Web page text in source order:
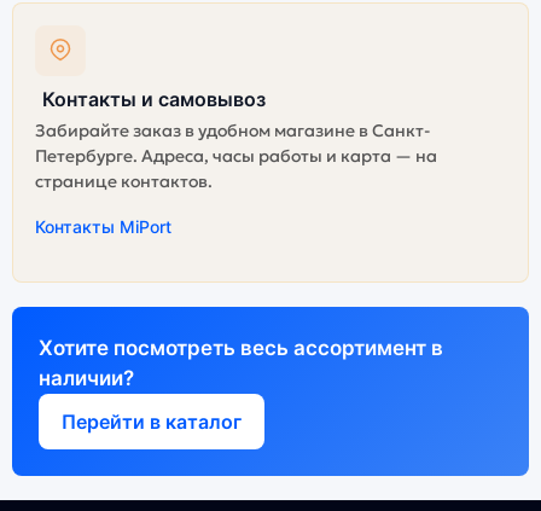
Контакты и самовывоз
Забирайте заказ в удобном магазине в Санкт-
Петербурге. Адреса, часы работы и карта — на
странице контактов.
Контакты MiPort
Хотите посмотреть весь ассортимент в
наличии?
Перейти в каталог